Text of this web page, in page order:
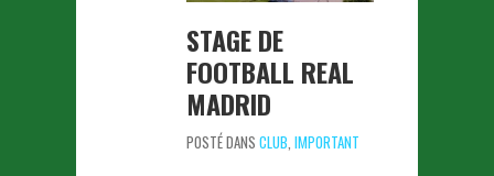
STAGE DE
FOOTBALL REAL
MADRID
POSTÉ DANS CLUB, IMPORTANT